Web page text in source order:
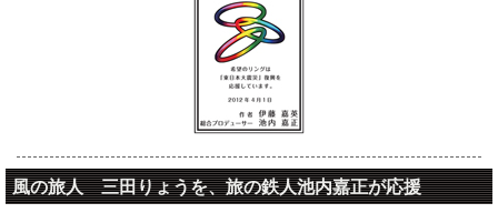
46島目 2007年07月 ヴァヌアツ共和国 タン
地球の島巡り
45島目 2007年05月 セイシェル共和国 マヘ
島
'2007
風の旅人 三田りょうを、旅の鉄人池内嘉正が応援